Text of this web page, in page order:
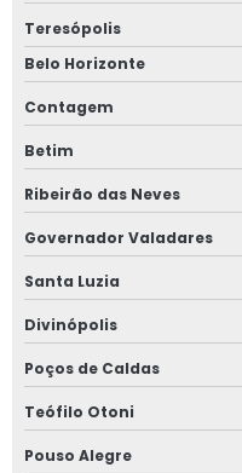
Teresópolis
Belo Horizonte
Contagem
Betim
Ribeirão das Neves
Governador Valadares
Santa Luzia
Divinópolis
Poços de Caldas
Teófilo Otoni
Pouso Alegre